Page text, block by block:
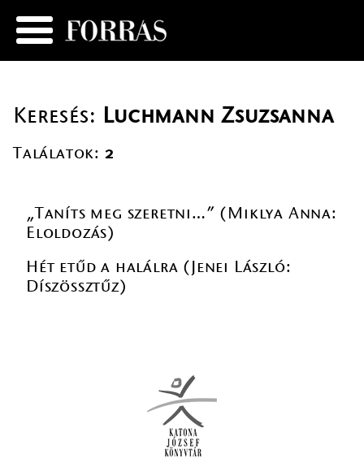
Keresés: Luchmann Zsuzsanna
Találatok: 2
„Taníts meg szeretni…” (Miklya Anna:
Eloldozás)
Hét etűd a halálra (Jenei László:
Díszössztűz)